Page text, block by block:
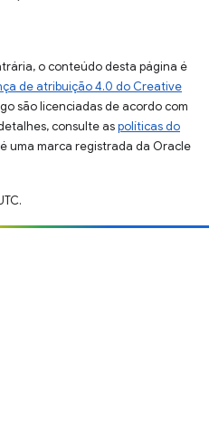
o conteúdo desta página é
de atribuição 4.0 do Creative
são licenciadas de acordo com
consulte aspolíticas do
uma marca registrada da Oracle